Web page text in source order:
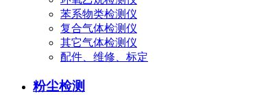
苯系物类检测仪
复合气体检测仪
其它气体检测仪
配件、维修、标定
粉尘检测